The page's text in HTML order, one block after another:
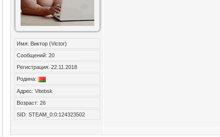
Имя: Виктор (Victor)
Сообщений: 20
Регистрация: 22.11.2018
Родина:
Адрес: Vitebsk
Возраст: 26
SID: STEAM_0:0:124323502